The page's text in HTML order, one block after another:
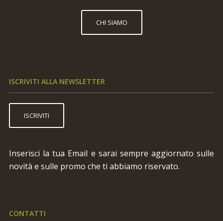
CHI SIAMO
ISCRIVITI ALLA NEWSLETTER
ISCRIVITI
Inserisci la tua Email e sarai sempre aggiornato sulle
novità e sulle promo che ti abbiamo riservato.
CONTATTI